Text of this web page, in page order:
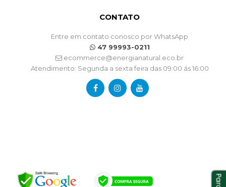
CONTATO
Entre em contato conosco por WhatsApp
47 99993-0211
ecommerce@energianatural.eco.br
Atendimento: Segunda a sexta feira das 09:00 ás 16:00